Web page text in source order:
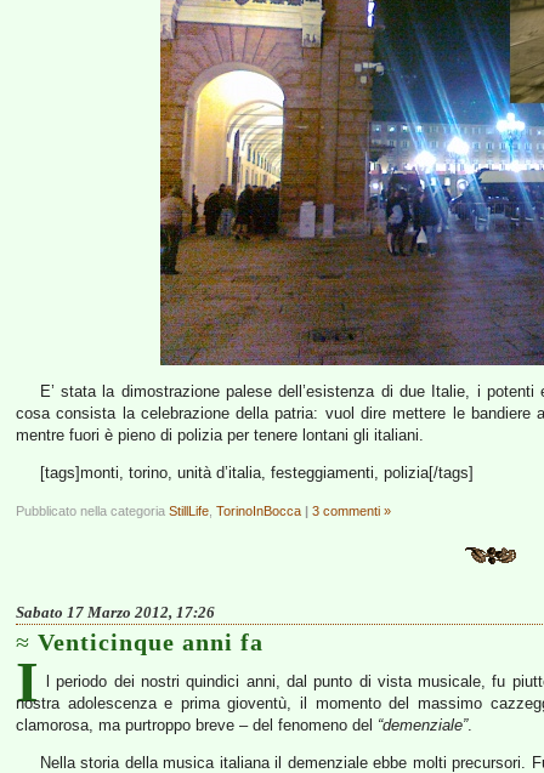
E’ stata la dimostrazione palese dell’esistenza di due Italie, i
cosa consista la celebrazione della patria: vuol dire mettere le
mentre fuori è pieno di polizia per tenere lontani gli italiani.
[tags]monti, torino, unità d’italia, festeggiamenti, polizia[/tags]
Pubblicato nella categoria StillLife TorinoInBocca | 3 commenti »
Sabato 17 Marzo 2012, 17:26
Venticinque anni fa
I
l periodo dei nostri quindici anni, dal punto di vista musicale, fu
nostra adolescenza e prima gioventù, il momento del massimo
clamorosa, ma purtroppo breve – del fenomeno del “demenziale”.
Nella storia della musica italiana il demenziale ebbe molti precursori.